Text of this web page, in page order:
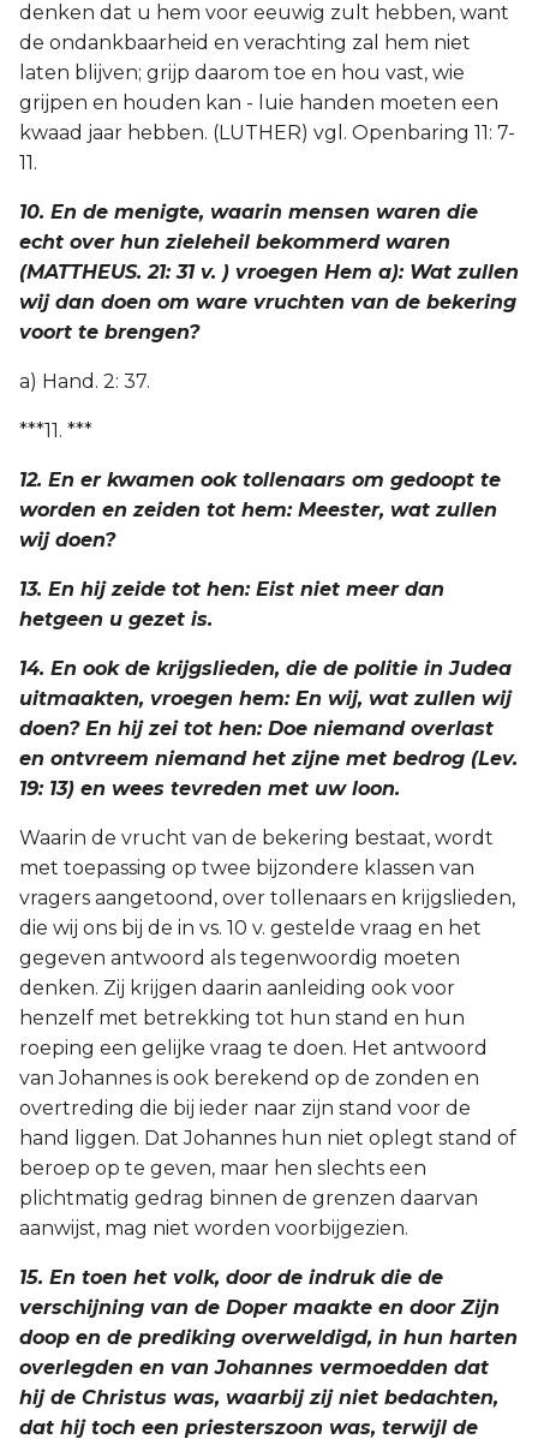
denken dat u hem voor eeuwig zult hebben, want
de ondankbaarheid en verachting zal hem niet
laten blijven; grijp daarom toe en hou vast, wie
grijpen en houden kan - luie handen moeten een
kwaad jaar hebben. (LUTHER) vgl. Openbaring 11: 7-
11.
10. En de menigte, waarin mensen waren die
echt over hun zieleheil bekommerd waren
(MATTHEUS. 21: 31 v. ) vroegen Hem a): Wat zullen
wij dan doen om ware vruchten van de bekering
voort te brengen?
a) Hand. 2: 37.
***11. ***
12. En er kwamen ook tollenaars om gedoopt te
worden en zeiden tot hem: Meester, wat zullen
wij doen?
13. En hij zeide tot hen: Eist niet meer dan
hetgeen u gezet is.
14. En ook de krijgslieden, die de politie in Judea
uitmaakten, vroegen hem: En wij, wat zullen wij
doen? En hij zei tot hen: Doe niemand overlast
en ontvreem niemand het zijne met bedrog (Lev.
19: 13) en wees tevreden met uw loon.
Waarin de vrucht van de bekering bestaat, wordt
met toepassing op twee bijzondere klassen van
vragers aangetoond, over tollenaars en krijgslieden,
die wij ons bij de in vs. 10 v. gestelde vraag en het
gegeven antwoord als tegenwoordig moeten
denken. Zij krijgen daarin aanleiding ook voor
henzelf met betrekking tot hun stand en hun
roeping een gelijke vraag te doen. Het antwoord
van Johannes is ook berekend op de zonden en
overtreding die bij ieder naar zijn stand voor de
hand liggen. Dat Johannes hun niet oplegt stand of
beroep op te geven, maar hen slechts een
plichtmatig gedrag binnen de grenzen daarvan
aanwijst, mag niet worden voorbijgezien.
15. En toen het volk, door de indruk die de
verschijning van de Doper maakte en door Zijn
doop en de prediking overweldigd, in hun harten
overlegden en van Johannes vermoedden dat
hij de Christus was, waarbij zij niet bedachten,
dat hij toch een priesterszoon was, terwijl de